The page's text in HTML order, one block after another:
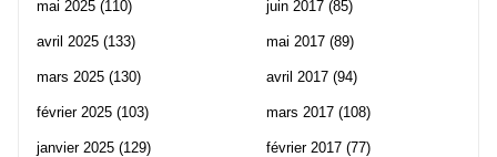
mai 2025 (110)
avril 2025 (133)
mars 2025 (130)
février 2025 (103)
janvier 2025 (129)
juin 2017 (85)
mai 2017 (89)
avril 2017 (94)
mars 2017 (108)
février 2017 (77)